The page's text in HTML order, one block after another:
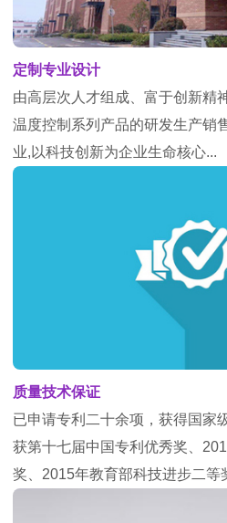
定制专业设计
由高层次人才组成、富于创新精
温度控制系列产品的研发生产销
业,以科技创新为企业生命核心...
质量技术保证
已申请专利二十余项，获得国家
获第十七届中国专利优秀奖、
奖、2015年教育部科技进步二等